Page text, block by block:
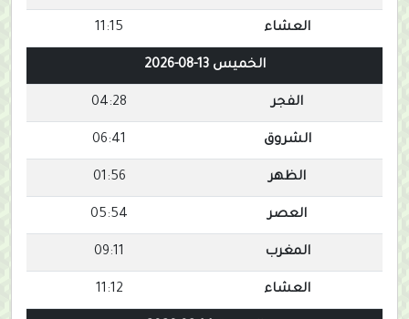
العشاء 11:15
الخميس 13-08-2026
الفجر 04:28
الشروق 06:41
الظهر 01:56
العصر 05:54
المغرب 09:11
العشاء 11:12